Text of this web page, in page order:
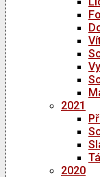
2021
2020